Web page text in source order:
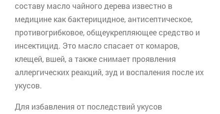
составу масло чайного дерева известно в
медицине как бактерицидное, антисептическое,
противогрибковое, общеукрепляющее средство и
инсектицид. Это масло спасает от комаров,
клещей, вшей, а также снимает проявления
аллергических реакций, зуд и воспаления после их
укусов.
Для избавления от последствий укусов